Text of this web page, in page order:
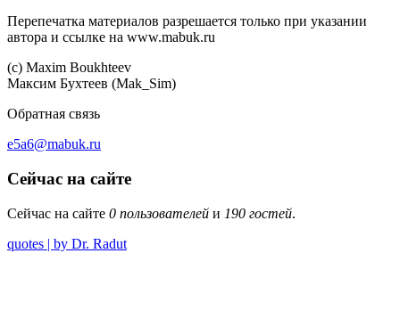
Перепечатка материалов разрешается только при указании
автора и ссылке на www.mabuk.ru
(c) Maхim Boukhteev
Максим Бухтеев (Mak_Sim)
Обратная связь
e5a6@mabuk.ru
Сейчас на сайте
Сейчас на сайте 0 пользователей и 190 гостей.
quotes | by Dr. Radut